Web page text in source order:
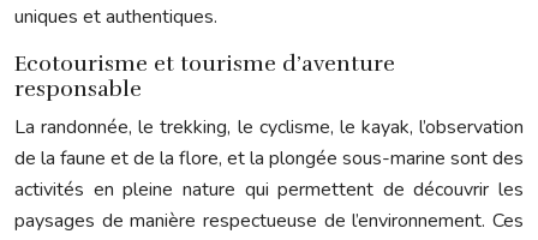
uniques et authentiques.
Ecotourisme et tourisme d’aventure
responsable
La randonnée, le trekking, le cyclisme, le kayak, l’observation
de la faune et de la flore, et la plongée sous-marine sont des
activités en pleine nature qui permettent de découvrir les
paysages de manière respectueuse de l’environnement. Ces